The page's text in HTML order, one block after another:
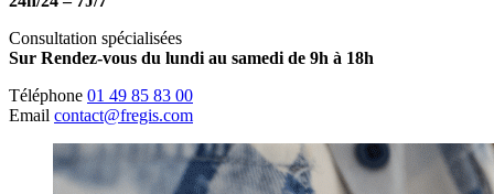
Consultation spécialisées
Sur Rendez-vous du lundi au samedi de 9h à 18h
Téléphone 01 49 85 83 00
Email contact@fregis.com